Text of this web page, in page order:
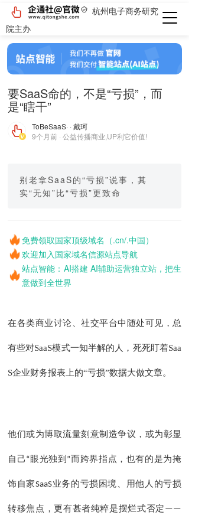
杭州电子商务研究
院主办
要SaaS命的，不是“亏损”，而
是“瞎干”
ToBeSaaS· · 戴珂
9个月前 · 公益传播商业,UP利它价值!
别老拿SaaS的“亏损”说事，其
实“无知”比“亏损”更致命
免费领取国家顶级域名（.cn/.中国）
欢迎加入国家域名信源站点导航
站点智能：AI搭建 AI辅助运营独立站，把生
意做到全世界
在各类商业讨论、社交平台中随处可见，总
有些对SaaS模式一知半解的人，死死盯着Saa
S企业财务报表上的“亏损”数据大做文章。
他们或为博取流量刻意制造争议，或为彰显
自己 “ 眼光独到 ”而跨界指点，也有的是为掩
饰自家SaaS业务的亏损困境、用他人的亏损
转移焦点，更有甚者纯粹是摆烂式否定 ——